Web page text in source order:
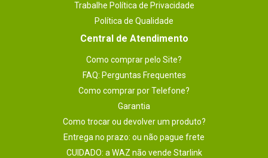
Trabalhe Política de Privacidade
Política de Qualidade
Central de Atendimento
Como comprar pelo Site?
FAQ: Perguntas Frequentes
Como comprar por Telefone?
Garantia
Como trocar ou devolver um produto?
Entrega no prazo: ou não pague frete
CUIDADO: a WAZ não vende Starlink